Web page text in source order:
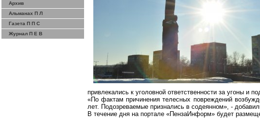
Архив
Альманах П Л
Газета П П С
Журнал П Е В
привлекались к уголовной ответственности за угоны и
«По фактам причинения телесных повреждений
лет. Подозреваемые признались в содеянном», -
В течение дня на портале «ПензаИнформ» будет